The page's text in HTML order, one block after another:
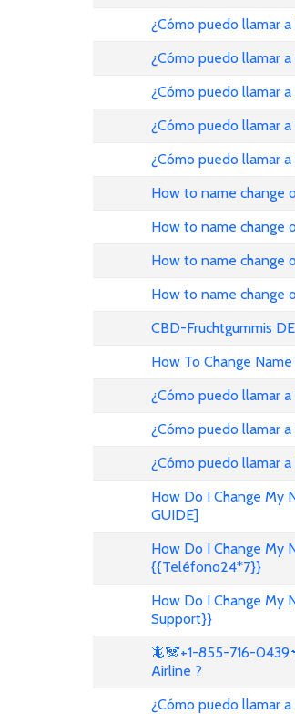
¿Cómo puedo llamar
¿Cómo puedo llamar
¿Cómo puedo llamar
¿Cómo puedo llamar
¿Cómo puedo llamar
How to name change
How to name
How to name change
How to name change
CBD-Fruchtgummis
How To Change
¿Cómo puedo llamar
¿Cómo puedo llamar
¿Cómo puedo llamar
How Do I Change My
GUIDE]
How Do I Change My
{{Teléfono24*7}}
How Do I Change My
Support}}
🦎🐼+1-855-716-
Airline ?
¿Cómo puedo llamar